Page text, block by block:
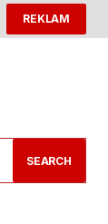
REKLAM
SEARCH